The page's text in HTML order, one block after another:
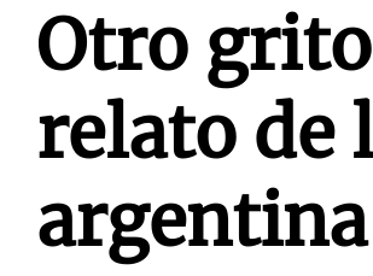
Otro
relato de
argentina